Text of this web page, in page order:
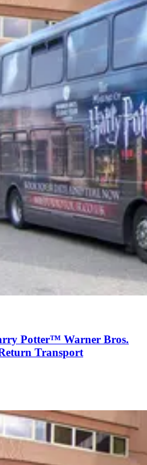
Potter™ Warner Bros.
Transport